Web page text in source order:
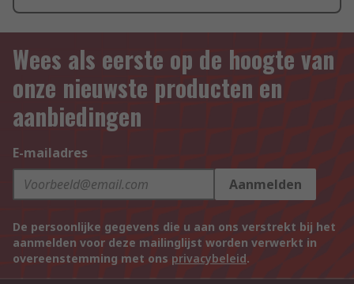
Wees als eerste op de hoogte van
onze nieuwste producten en
aanbiedingen
E-mailadres
Aanmelden
De persoonlijke gegevens die u aan ons verstrekt bij het
aanmelden voor deze mailinglijst worden verwerkt in
overeenstemming met ons privacybeleid.